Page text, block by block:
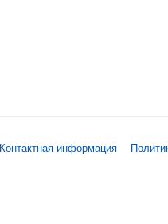
Контактная информация